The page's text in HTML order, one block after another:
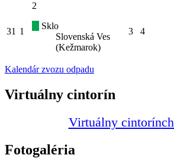
31 1
2
Sklo
Slovenská Ves
(Kežmarok)
3 4
Kalendár zvozu odpadu
Virtuálny cintorín
Virtuálny cintorín
Fotogaléria